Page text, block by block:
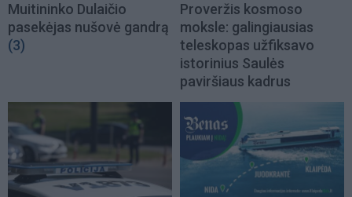
Muitininko Dulaičio
pasekėjas nušovė gandrą
(3)
Proveržis kosmoso
moksle: galingiausias
teleskopas užfiksavo
istorinius Saulės
paviršiaus kadrus